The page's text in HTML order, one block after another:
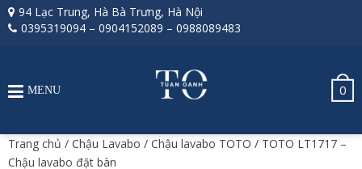
94 Lạc Trung, Hà Bà Trưng, Hà Nội
0395319094 – 0904152089 – 0988089483
0
MENU
Trang chủ / Chậu Lavabo / Chậu lavabo TOTO / TOTO LT1717 –
Chậu lavabo đặt bàn